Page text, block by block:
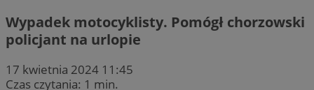
Wypadek motocyklisty. Pomógł chorzowski
policjant na urlopie
17 kwietnia 2024 11:45
Czas czytania: 1 min.